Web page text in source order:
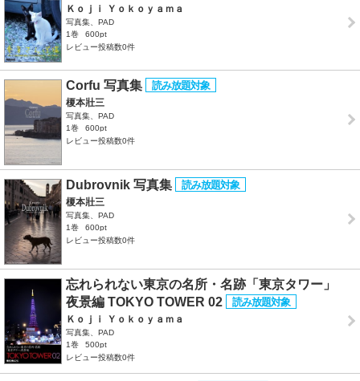
Ｋｏｊｉ Ｙｏｋｏｙａｍａ
写真集、PAD
1巻
600pt
レビュー投稿数0件
Corfu 写真集
榎本壯三
写真集、PAD
1巻
600pt
レビュー投稿数0件
Dubrovnik 写真集
榎本壯三
写真集、PAD
1巻
600pt
レビュー投稿数0件
忘れられない東京の名所・名跡「東京タワー」
夜景編 TOKYO TOWER 02
Ｋｏｊｉ Ｙｏｋｏｙａｍａ
写真集、PAD
1巻
500pt
レビュー投稿数0件